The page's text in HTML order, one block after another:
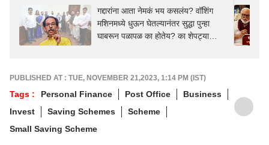
गद्दारांना आता नेमकं भय कसलंय? वॉशिंग
मशिनमध्ये धुऊन घेतल्यानंतर सुद्धा पुन्हा
घाबरून पळापळ का होतेय? का शेपट्या
PUBLISHED AT : TUE, NOVEMBER 21,2023, 1:14 PM (IST)
Tags : Personal Finance Post Office
Business
Invest
Saving Schemes
Scheme
Small Saving Scheme